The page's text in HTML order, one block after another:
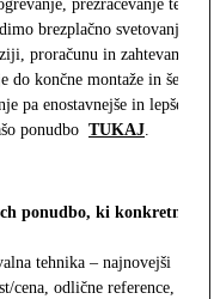
prezračevanje ter
brezplačno svetovanje
proračunu in zahtevam
do končne montaže in še
pa enostavnejše in lepše.
ponudbo TUKAJ.
ponudbo, ki konkretno
tehnika – najnovejši
cena, odlične reference,